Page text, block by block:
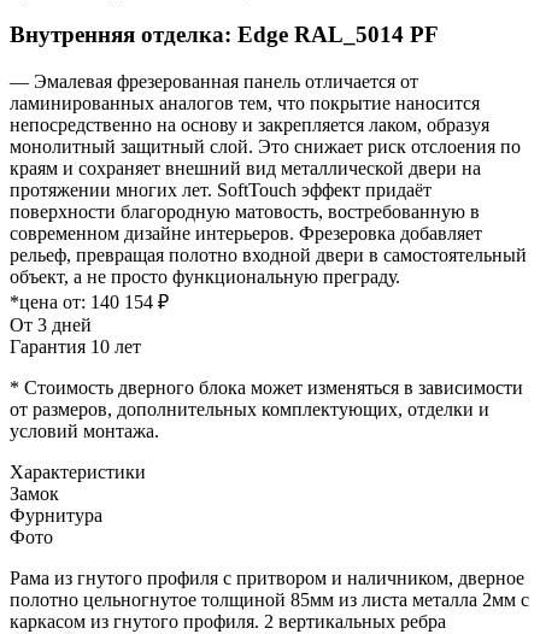
Внутренняя отделка: Edge RAL_5014 PF
— Эмалевая фрезерованная панель отличается от
ламинированных аналогов тем, что покрытие наносится
непосредственно на основу и закрепляется лаком, образуя
монолитный защитный слой. Это снижает риск отслоения по
краям и сохраняет внешний вид металлической двери на
протяжении многих лет. SoftTouch эффект придаёт
поверхности благородную матовость, востребованную в
современном дизайне интерьеров. Фрезеровка добавляет
рельеф, превращая полотно входной двери в самостоятельный
объект, а не просто функциональную преграду.
*цена от: 140 154 ₽
От 3 дней
Гарантия 10 лет
* Стоимость дверного блока может изменяться в зависимости
от размеров, дополнительных комплектующих, отделки и
условий монтажа.
Характеристики
Замок
Фурнитура
Фото
Рама из гнутого профиля с притвором и наличником, дверное
полотно цельногнутое толщиной 85мм из листа металла 2мм c
каркасом из гнутого профиля. 2 вертикальных ребра